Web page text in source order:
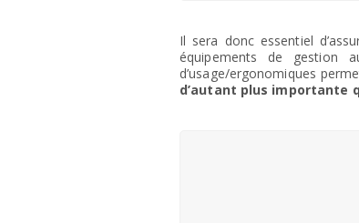
Il sera donc essentiel
équipements de gestion
d’usage/ergonomiques
d’autant plus importante